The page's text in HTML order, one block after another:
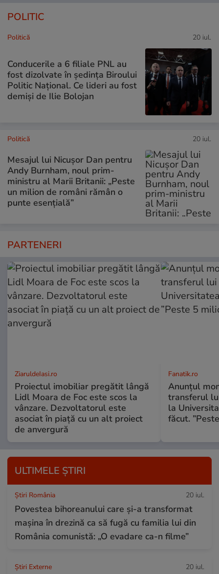
POLITIC
Politică 20 iul.
Conducerile a 6 filiale PNL au
fost dizolvate în ședința Biroului
Politic Național. Ce lideri au fost
demiși de Ilie Bolojan
Politică 20 iul.
Mesajul lui Nicușor Dan pentru
Andy Burnham, noul prim-
ministru al Marii Britanii: „Peste
un milion de români rămân o
punte esențială”
PARTENERI
ZiaruldeIasi.ro
Proiectul imobiliar pregătit lângă
Lidl Moara de Foc este scos la
vânzare. Dezvoltatorul este
asociat în piață cu un alt proiect
de anvergură
Fanatik.ro
Anunțul
transferul
la
făcut.
ULTIMELE ȘTIRI
Știri România 20 iul.
Povestea bihoreanului care și-a transformat
mașina în drezină ca să fugă cu familia lui din
România comunistă: „O evadare ca-n filme”
Știri Externe 20 iul.